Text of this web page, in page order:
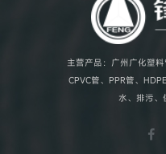
主营产品：广州广化塑
CPVC管、PPR管、
水、排污、